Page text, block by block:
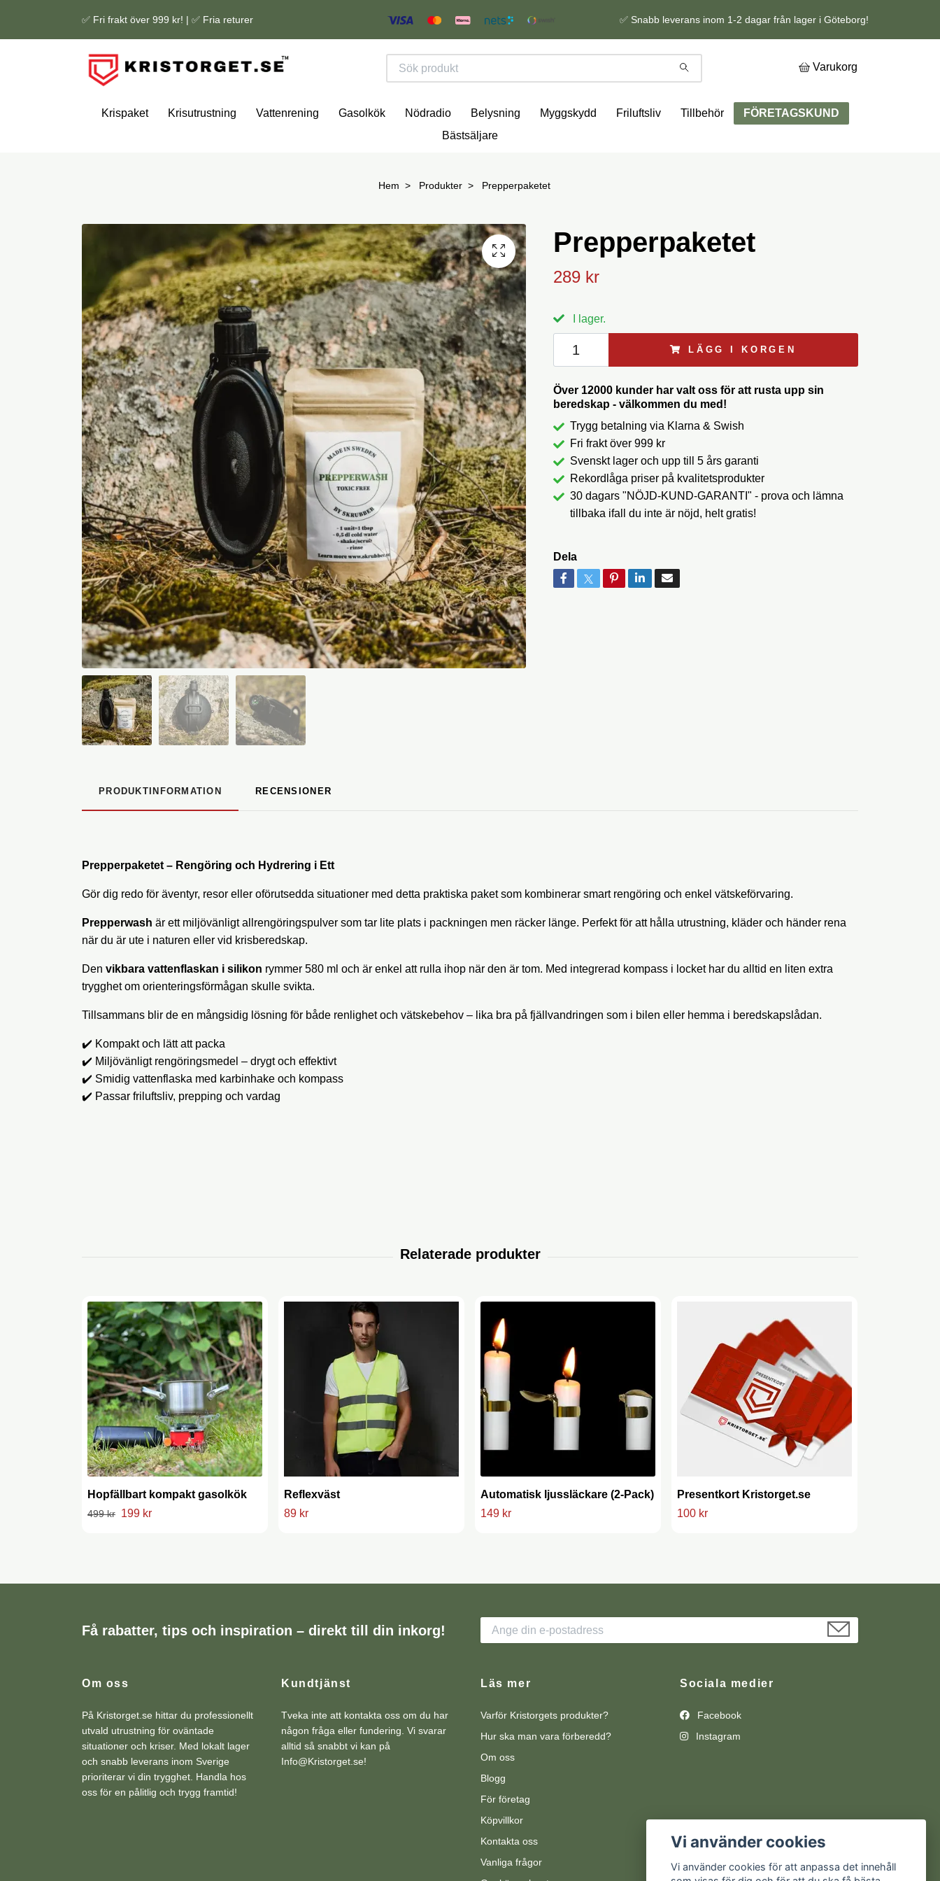
✅ Fri frakt över 999 kr! | ✅ Fria returer ✅ Snabb leverans inom 1-2 dagar från lager i Göteborg!
Varukorg
Krispaket Krisutrustning Vattenrening Gasolkök Nödradio Belysning Myggskydd Friluftsliv Tillbehör
FÖRETAGSKUND
Bästsäljare
Hem Produkter Prepperpaketet
Prepperpaketet
289 kr
I lager.
LÄGG I KORGEN
Över 12000 kunder har valt oss för att rusta upp sin
beredskap - välkommen du med!
Trygg betalning via Klarna & Swish
Fri frakt över 999 kr
Svenskt lager och upp till 5 års garanti
Rekordlåga priser på kvalitetsprodukter
30 dagars "NÖJD-KUND-GARANTI" - prova och lämna
tillbaka ifall du inte är nöjd, helt gratis!
Dela
PRODUKTINFORMATION RECENSIONER
Prepperpaketet – Rengöring och Hydrering i Ett
Gör dig redo för äventyr, resor eller oförutsedda situationer med detta praktiska paket som kombinerar smart rengöring och enkel vätskeförvaring.
Prepperwash är ett miljövänligt allrengöringspulver som tar lite plats i packningen men räcker länge. Perfekt för att hålla utrustning, kläder och händer rena
när du är ute i naturen eller vid krisberedskap.
Den vikbara vattenflaskan i silikon rymmer 580 ml och är enkel att rulla ihop när den är tom. Med integrerad kompass i locket har du alltid en liten extra
trygghet om orienteringsförmågan skulle svikta.
Tillsammans blir de en mångsidig lösning för både renlighet och vätskebehov – lika bra på fjällvandringen som i bilen eller hemma i beredskapslådan.
✔️ Kompakt och lätt att packa
✔️ Miljövänligt rengöringsmedel – drygt och effektivt
✔️ Smidig vattenflaska med karbinhake och kompass
✔️ Passar friluftsliv, prepping och vardag
Hopfällbart kompakt gasolkök
499 kr 199 kr
Reflexväst
89 kr
Automatisk ljussläckare (2-Pack)
149 kr
Presentkort Kristorget.se
100 kr
Få rabatter, tips och inspiration – direkt till din inkorg!
Om oss
På Kristorget.se hittar du professionellt
utvald utrustning för oväntade
situationer och kriser. Med lokalt lager
och snabb leverans inom Sverige
prioriterar vi din trygghet. Handla hos
oss för en pålitlig och trygg framtid!
Kundtjänst
Tveka inte att kontakta oss om du har
någon fråga eller fundering. Vi svarar
alltid så snabbt vi kan på
Info@Kristorget.se!
Läs mer
Varför Kristorgets produkter?
Hur ska man vara förberedd?
Om oss
Blogg
För företag
Köpvillkor
Kontakta oss
Vanliga frågor
Sociala medier
Facebook
Instagram
Vi använder cookies
Vi använder cookies för att anpassa det innehåll